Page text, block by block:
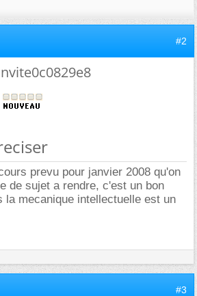
#2
prevu pour janvier 2008 qu'on
de sujet a rendre, c'est un bon
la mecanique intellectuelle est un
#3